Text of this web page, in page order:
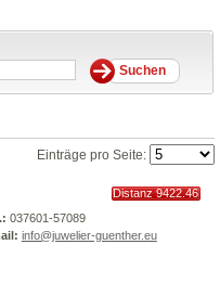
Einträge pro Seite:
Distanz 9422.46
037601-57089
info@juwelier-guenther.eu